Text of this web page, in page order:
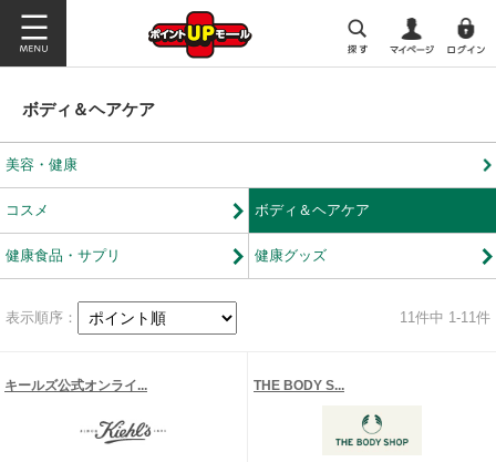
ボディ＆ヘアケア
美容・健康
コスメ ボディ＆ヘアケア
健康食品・サプリ 健康グッズ
表示順序： 11件中 1-11件
キールズ公式オンライ... THE BODY S...